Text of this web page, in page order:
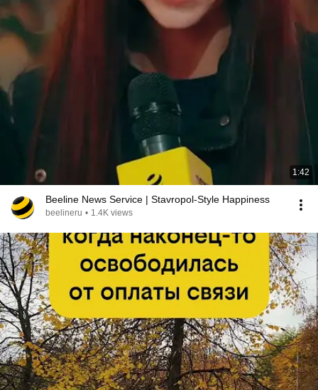
1:42
Beeline News Service | Stavropol-Style Happiness
beelineru • 1.4K views